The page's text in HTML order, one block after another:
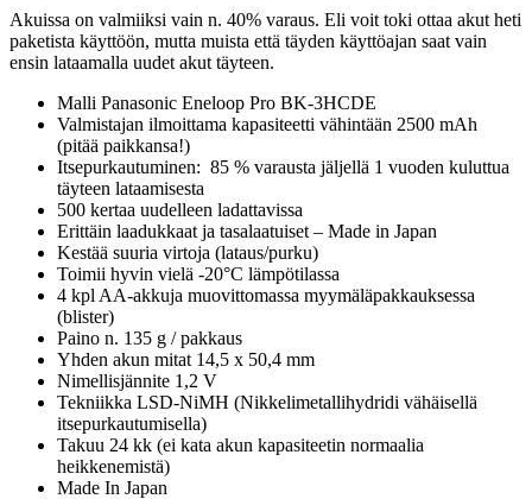
Akuissa on valmiiksi vain n. 40% varaus. Eli voit toki ottaa akut heti
paketista käyttöön, mutta muista että täyden käyttöajan saat vain
ensin lataamalla uudet akut täyteen.
Malli Panasonic Eneloop Pro BK-3HCDE
Valmistajan ilmoittama kapasiteetti vähintään 2500 mAh
(pitää paikkansa!)
Itsepurkautuminen: 85 % varausta jäljellä 1 vuoden kuluttua
täyteen lataamisesta
500 kertaa uudelleen ladattavissa
Erittäin laadukkaat ja tasalaatuiset – Made in Japan
Kestää suuria virtoja (lataus/purku)
Toimii hyvin vielä -20°C lämpötilassa
4 kpl AA-akkuja muovittomassa myymäläpakkauksessa
(blister)
Paino n. 135 g / pakkaus
Yhden akun mitat 14,5 x 50,4 mm
Nimellisjännite 1,2 V
Tekniikka LSD-NiMH (Nikkelimetallihydridi vähäisellä
itsepurkautumisella)
Takuu 24 kk (ei kata akun kapasiteetin normaalia
heikkenemistä)
Made In Japan